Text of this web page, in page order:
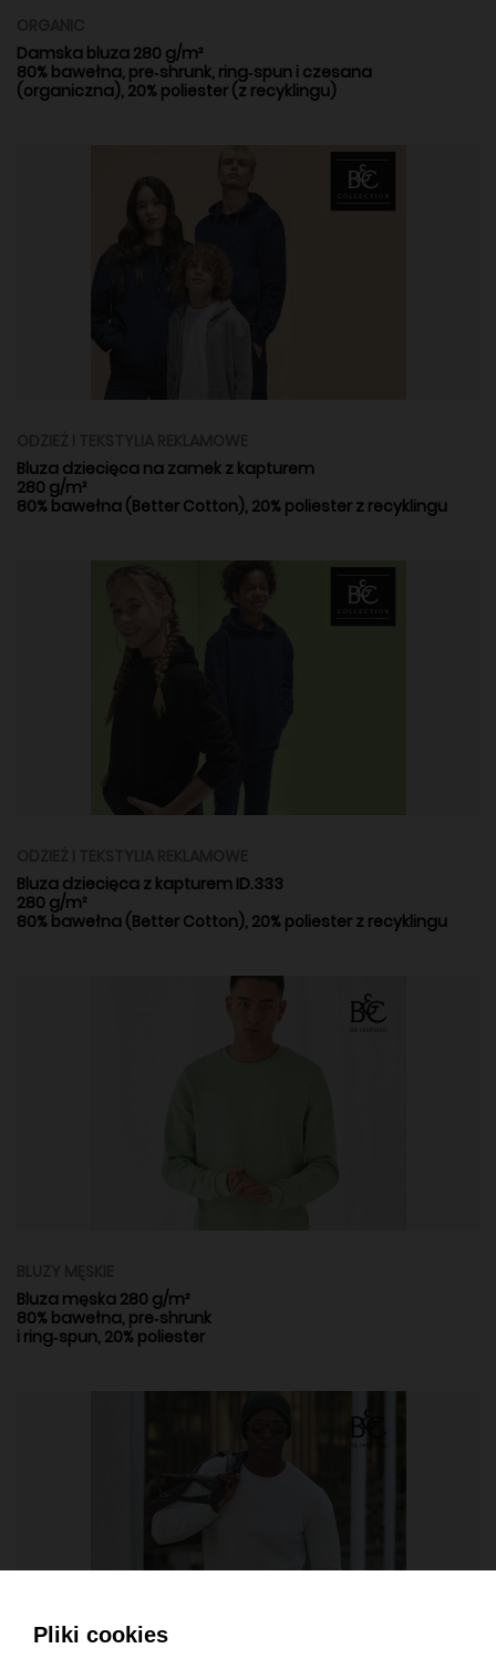
Damska bluza 280 g/m²
80% bawełna, pre‑shrunk, ring‑spun i czesana
(organiczna), 20% poliester (z recyklingu)
Bluza dziecięca na zamek z kapturem
280 g/m²
80% bawełna (Better Cotton), 20% poliester z recyklingu
Bluza dziecięca z kapturem ID.333
280 g/m²
80% bawełna (Better Cotton), 20% poliester z recyklingu
Bluza męska 280 g/m²
80% bawełna, pre‑shrunk
i ring‑spun, 20% poliester
Pliki cookies